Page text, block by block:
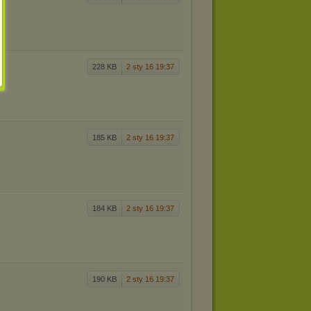
228 KB 2 sty 16 19:37
185 KB 2 sty 16 19:37
184 KB 2 sty 16 19:37
190 KB 2 sty 16 19:37